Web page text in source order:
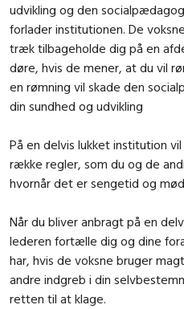
udvikling og den
forlader institutionen. De
træk tilbageholde dig på en
døre, hvis de mener, at du vil
en rømning vil skade den
din sundhed og udvikling
På en delvis lukket institution
række regler, som du og de
hvornår det er sengetid og
Når du bliver anbragt på en
lederen fortælle dig og dine
har, hvis de voksne bruger
andre indgreb i din
retten til at klage.